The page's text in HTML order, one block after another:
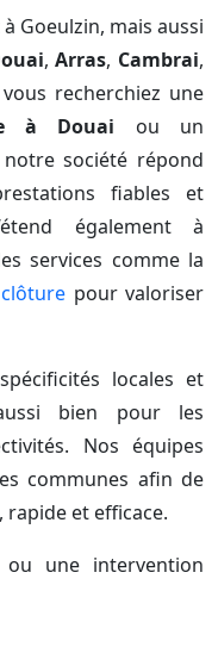
Goeulzin, mais aussi
,Arras, Cambrai,
recherchiez une
à Douai ou un
société répond
fiables et
également à
services comme la
pour valoriser
locales et
bien pour les
Nos équipes
communes afin de
et efficace.
une intervention